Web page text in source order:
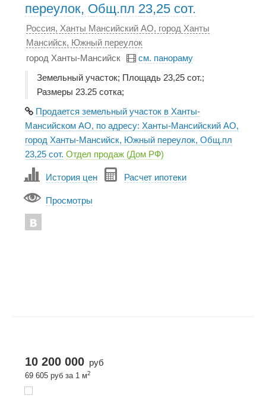
переулок, Общ.пл 23,25 сот.
Россия, Ханты Мансийский АО, город Ханты
Мансийск, Южный переулок
город Ханты-Мансийск
см. панораму
Земельный участок; Площадь 23,25 сот.;
Размеры 23.25 сотка;
Продается земельный участок в Ханты-
Мансийском АО, по адресу: Ханты-Мансийский АО,
город Ханты-Мансийск, Южный переулок, Общ.пл
23,25 сот. Отдел продаж (Дом РФ)
История цен Расчет ипотеки
Просмотры
10 200 000 руб
69 605 руб за 1 м2